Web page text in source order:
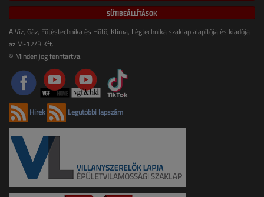
SÜTIBEÁLLÍTÁSOK
A Víz, Gáz, Fűtéstechnika és Hűtő, Klíma, Légtechnika szaklap alapítója és kiadója
az M-12/B Kft.
© Minden jog fenntartva.
Hírek Legutóbbi lapszám